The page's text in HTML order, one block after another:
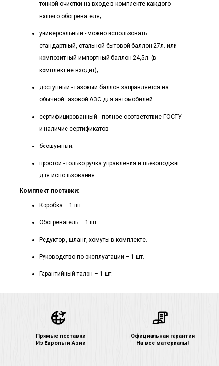
тонкой очистки на входе в комплекте каждого
нашего обогревателя;
универсальный - можно использовать
стандартный, стальной бытовой баллон 27л. или
композитный импортный баллон 24,5л. (в
комплект не входит);
доступный - газовый баллон заправляется на
обычной газовой АЗС для автомобилей;
сертифицированный - полное соответствие ГОСТУ
и наличие сертификатов;
бесшумный;
простой - только ручка управления и пьезоподжиг
для использования.
Комплект поставки:
Коробка – 1 шт.
Обогреватель – 1 шт.
Редуктор , шланг, хомуты в комплекте.
Руководство по эксплуатации – 1 шт.
Гарантийный талон – 1 шт.
Прямые поставки
Из Европы и Азии
Официальная гарантия
На все материалы!